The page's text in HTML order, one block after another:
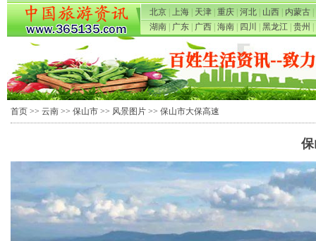
北京 上海 天津 重庆 河北 山西 内蒙古
湖南
广东 广西 海南 四川 黑龙江 贵州
首页 >> 云南 >> 保山市 >> 风景图片 >> 保山市大保高速